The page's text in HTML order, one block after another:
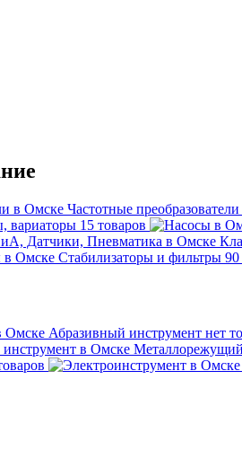
Частотные преобразователи
вариаторы 15 товаров
Стабилизаторы и фильтры 90
Абразивный инструмент нет